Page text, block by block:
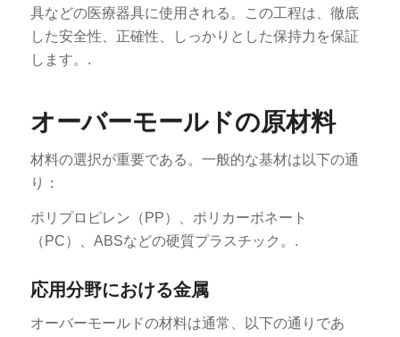
具などの医療器具に使用される。この工程は、徹底
した安全性、正確性、しっかりとした保持力を保証
します。.
オーバーモールドの原材料
材料の選択が重要である。一般的な基材は以下の通
り：
ポリプロピレン（PP）、ポリカーボネート
（PC）、ABSなどの硬質プラスチック。.
応用分野における金属
オーバーモールドの材料は通常、以下の通りであ